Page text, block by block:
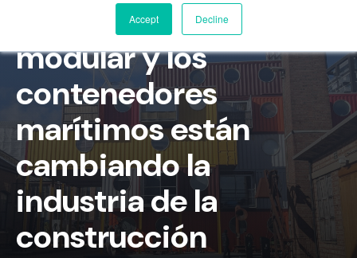
Accept Decline
La construcción
modular y los
contenedores
marítimos están
cambiando la
industria de la
construcción